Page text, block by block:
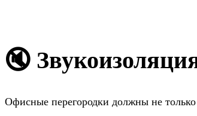
🔇
Офисные перегородки должны не только